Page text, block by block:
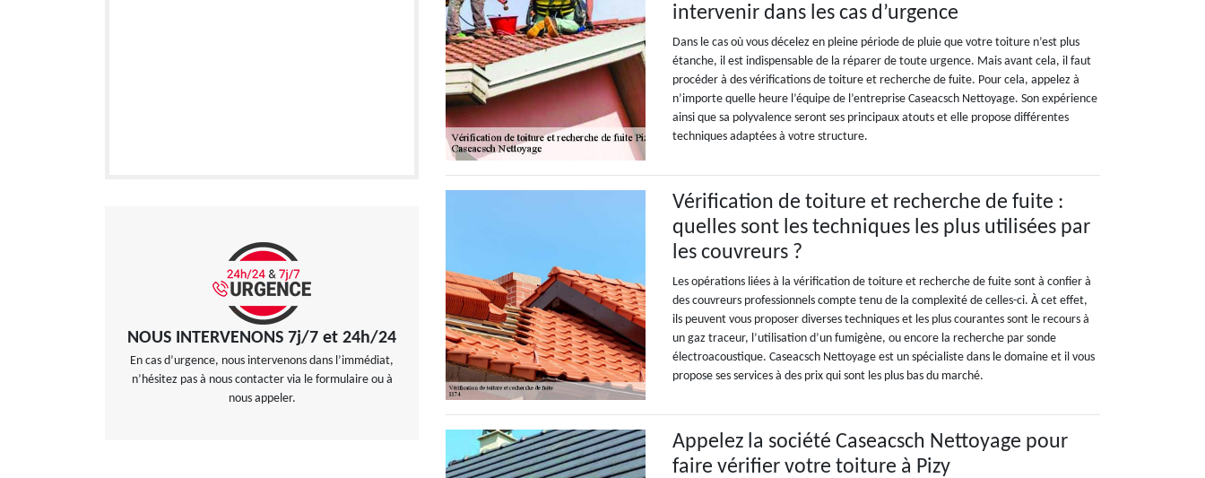
NOUS INTERVENONS 7j/7 et 24h/24
En cas d’urgence, nous intervenons dans l’immédiat,
n’hésitez pas à nous contacter via le formulaire ou à
nous appeler.
intervenir dans les cas d’urgence
Dans le cas où vous décelez en pleine période de pluie que votre toiture n’est plus
étanche, il est indispensable de la réparer de toute urgence. Mais avant cela, il faut
procéder à des vérifications de toiture et recherche de fuite. Pour cela, appelez à
n’importe quelle heure l’équipe de l’entreprise Caseacsch Nettoyage. Son expérience
ainsi que sa polyvalence seront ses principaux atouts et elle propose différentes
techniques adaptées à votre structure.
Vérification de toiture et recherche de fuite :
quelles sont les techniques les plus utilisées par
les couvreurs ?
Les opérations liées à la vérification de toiture et recherche de fuite sont à confier à
des couvreurs professionnels compte tenu de la complexité de celles-ci. À cet effet,
ils peuvent vous proposer diverses techniques et les plus courantes sont le recours à
un gaz traceur, l’utilisation d’un fumigène, ou encore la recherche par sonde
électroacoustique. Caseacsch Nettoyage est un spécialiste dans le domaine et il vous
propose ses services à des prix qui sont les plus bas du marché.
Appelez la société Caseacsch Nettoyage pour
faire vérifier votre toiture à Pizy